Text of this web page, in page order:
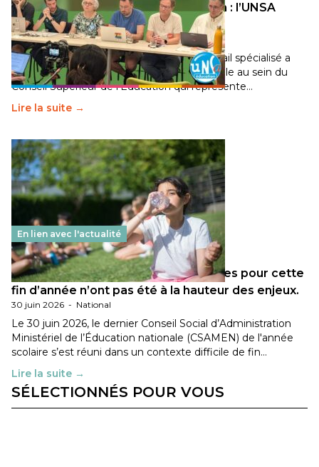
Transition écologique de l’éducation : l’UNSA
Éducation fait bouger les lignes
30 juin 2026-National
Pendant plusieurs mois, un groupe de travail spécialisé a
travaillé sur la transition écologique de l’Ecole au sein du
Conseil Supérieur de l’Éducation qui représente…
Lire la suite →
En lien avec l'actualité
Les décisions ministérielles attendues pour cette
fin d’année n’ont pas été à la hauteur des enjeux.
30 juin 2026 - National
Le 30 juin 2026, le dernier Conseil Social d’Administration
Ministériel de l’Éducation nationale (CSAMEN) de l'année
scolaire s’est réuni dans un contexte difficile de fin…
Lire la suite →
SÉLECTIONNÉS POUR VOUS